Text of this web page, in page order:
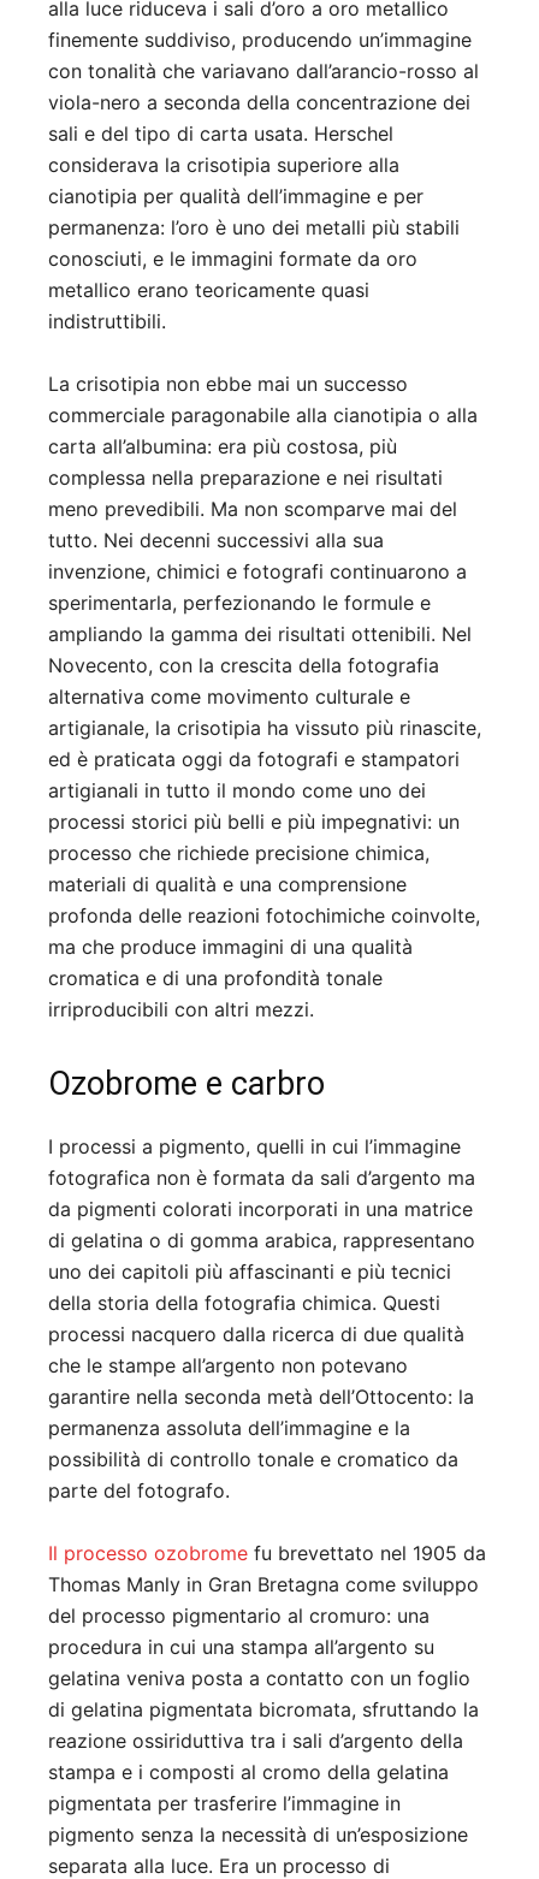
alla luce riduceva i sali d’oro a oro metallico
finemente suddiviso, producendo un’immagine
con tonalità che variavano dall’arancio-rosso al
viola-nero a seconda della concentrazione dei
sali e del tipo di carta usata. Herschel
considerava la crisotipia superiore alla
cianotipia per qualità dell’immagine e per
permanenza: l’oro è uno dei metalli più stabili
conosciuti, e le immagini formate da oro
metallico erano teoricamente quasi
indistruttibili.
La crisotipia non ebbe mai un successo
commerciale paragonabile alla cianotipia o alla
carta all’albumina: era più costosa, più
complessa nella preparazione e nei risultati
meno prevedibili. Ma non scomparve mai del
tutto. Nei decenni successivi alla sua
invenzione, chimici e fotografi continuarono a
sperimentarla, perfezionando le formule e
ampliando la gamma dei risultati ottenibili. Nel
Novecento, con la crescita della fotografia
alternativa come movimento culturale e
artigianale, la crisotipia ha vissuto più rinascite,
ed è praticata oggi da fotografi e stampatori
artigianali in tutto il mondo come uno dei
processi storici più belli e più impegnativi: un
processo che richiede precisione chimica,
materiali di qualità e una comprensione
profonda delle reazioni fotochimiche coinvolte,
ma che produce immagini di una qualità
cromatica e di una profondità tonale
irriproducibili con altri mezzi.
Ozobrome e carbro
I processi a pigmento, quelli in cui l’immagine
fotografica non è formata da sali d’argento ma
da pigmenti colorati incorporati in una matrice
di gelatina o di gomma arabica, rappresentano
uno dei capitoli più affascinanti e più tecnici
della storia della fotografia chimica. Questi
processi nacquero dalla ricerca di due qualità
che le stampe all’argento non potevano
garantire nella seconda metà dell’Ottocento: la
permanenza assoluta dell’immagine e la
possibilità di controllo tonale e cromatico da
parte del fotografo.
Il processo ozobrome fu brevettato nel 1905 da
Thomas Manly in Gran Bretagna come sviluppo
del processo pigmentario al cromuro: una
procedura in cui una stampa all’argento su
gelatina veniva posta a contatto con un foglio
di gelatina pigmentata bicromata, sfruttando la
reazione ossiriduttiva tra i sali d’argento della
stampa e i composti al cromo della gelatina
pigmentata per trasferire l’immagine in
pigmento senza la necessità di un’esposizione
separata alla luce. Era un processo di